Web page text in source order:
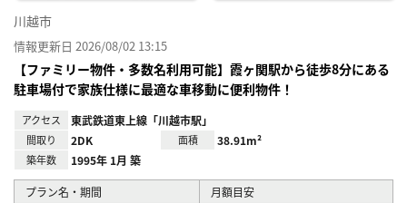
川越市
情報更新日 2026/08/02 13:15
【ファミリー物件・多数名利用可能】霞ヶ関駅から徒歩8分にある
駐車場付で家族仕様に最適な車移動に便利物件！
アクセス 東武鉄道東上線「川越市駅」
間取り 2DK 面積 38.91m²
築年数 1995年 1月 築
プラン名・期間 月額目安